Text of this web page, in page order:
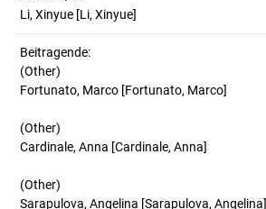
Li, Xinyue [Li, Xinyue]
Beitragende:
(Other)
Fortunato, Marco [Fortunato, Marco]
(Other)
Cardinale, Anna [Cardinale, Anna]
(Other)
Sarapulova, Angelina [Sarapulova, Angelina]